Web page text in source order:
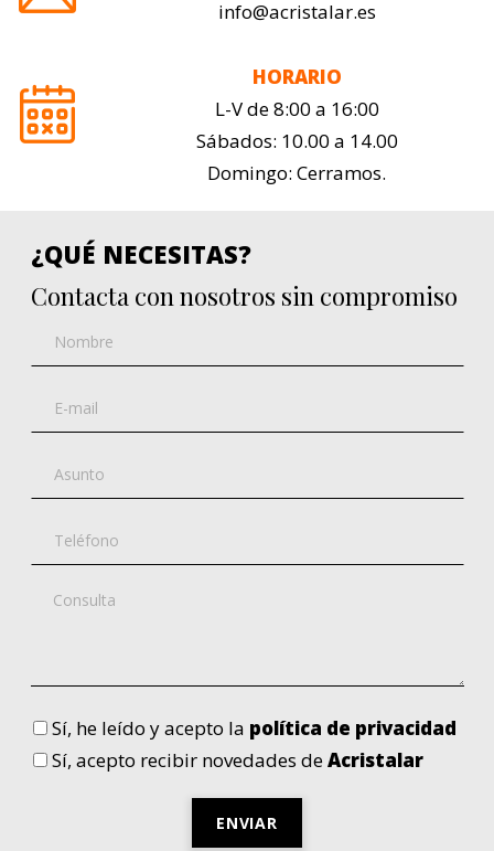
info@acristalar.es
HORARIO
L-V de 8:00 a 16:00
Sábados: 10.00 a 14.00
Domingo: Cerramos.
¿QUÉ NECESITAS?
Contacta con nosotros sin compromiso
Sí, he leído y acepto la política de privacidad
Sí, acepto recibir novedades deAcristalar